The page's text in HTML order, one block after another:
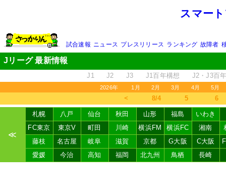
スマー
試合速報 ニュース プレスリリース ランキング 故障者
Jリーグ 最新情報
J1 J2 J3 J1百年構想 J2・J3百
2026年 1月 2月 3月 4月 5月
＜ 8/4 5 6
≪
札幌 八戸 仙台 秋田 山形 福島
いわき
FC東京
東京V 町田 川崎 横浜FM 横浜FC 湘南
藤枝
名古屋 岐阜 滋賀 京都 G大阪 C大阪
愛媛
今治 高知 福岡 北九州 鳥栖 長崎